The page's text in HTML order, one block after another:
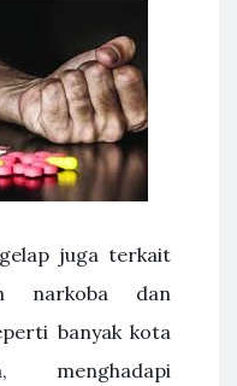
juga terkait
narkoba dan
banyak kota
menghadapi